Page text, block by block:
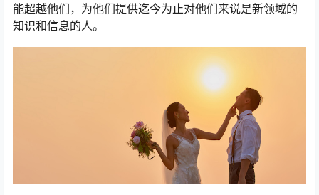
能超越他们，为他们提供迄今为止对他们来说是新领域的
知识和信息的人。